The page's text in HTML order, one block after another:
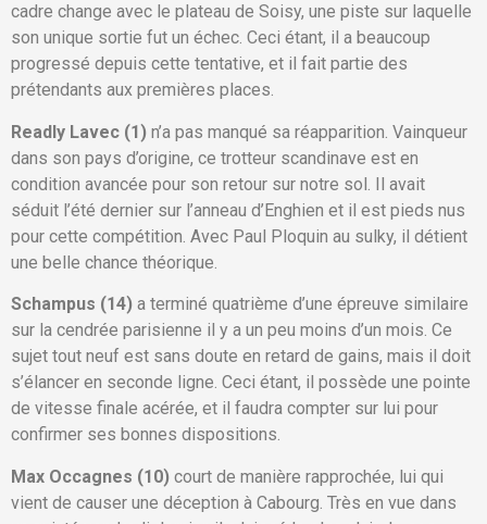
cadre change avec le plateau de Soisy, une piste sur laquelle
son unique sortie fut un échec. Ceci étant, il a beaucoup
progressé depuis cette tentative, et il fait partie des
prétendants aux premières places.
Readly Lavec (1) n’a pas manqué sa réapparition. Vainqueur
dans son pays d’origine, ce trotteur scandinave est en
condition avancée pour son retour sur notre sol. Il avait
séduit l’été dernier sur l’anneau d’Enghien et il est pieds nus
pour cette compétition. Avec Paul Ploquin au sulky, il détient
une belle chance théorique.
Schampus (14) a terminé quatrième d’une épreuve similaire
sur la cendrée parisienne il y a un peu moins d’un mois. Ce
sujet tout neuf est sans doute en retard de gains, mais il doit
s’élancer en seconde ligne. Ceci étant, il possède une pointe
de vitesse finale acérée, et il faudra compter sur lui pour
confirmer ses bonnes dispositions.
Max Occagnes (10) court de manière rapprochée, lui qui
vient de causer une déception à Cabourg. Très en vue dans